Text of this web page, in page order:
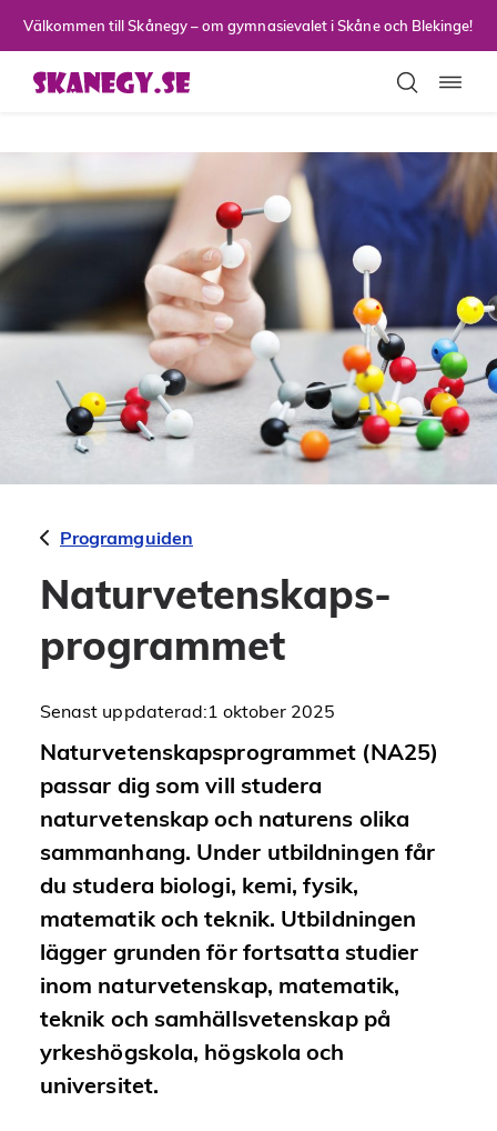
Välkommen till Skånegy – om gymnasievalet i Skåne och Blekinge!
Programguiden
Naturvetenskaps­
programmet
Senast uppdaterad:1 oktober 2025
Naturvetenskapsprogrammet (NA25)
passar dig som vill studera
naturvetenskap och naturens olika
sammanhang. Under utbildningen får
du studera biologi, kemi, fysik,
matematik och teknik. Utbildningen
lägger grunden för fortsatta studier
inom naturvetenskap, matematik,
teknik och samhällsvetenskap på
yrkeshögskola, högskola och
universitet.